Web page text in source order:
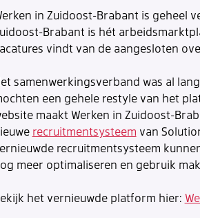
in Zuidoost-Brabant is geheel
Brabant is hét
vindt van de aangesloten
samenwerkingsverband was al
een gehele restyle van het
maakt Werken in Zuidoost-
recruitmentsysteem van
recruitmentsysteem
meer optimaliseren en gebruik
het vernieuwde platform hier: